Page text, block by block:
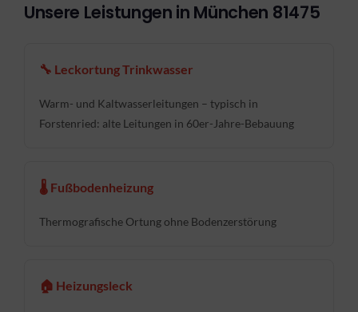
Unsere Leistungen in München 81475
🔧 Leckortung Trinkwasser
Warm- und Kaltwasserleitungen – typisch in
Forstenried: alte Leitungen in 60er-Jahre-Bebauung
🌡 Fußbodenheizung
Thermografische Ortung ohne Bodenzerstörung
🏠 Heizungsleck